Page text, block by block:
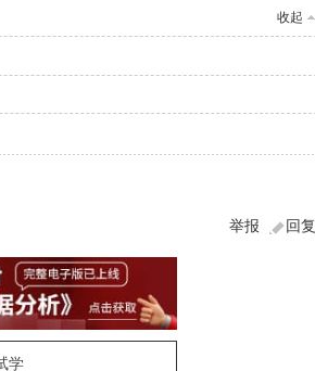
收起
回复
举报
学